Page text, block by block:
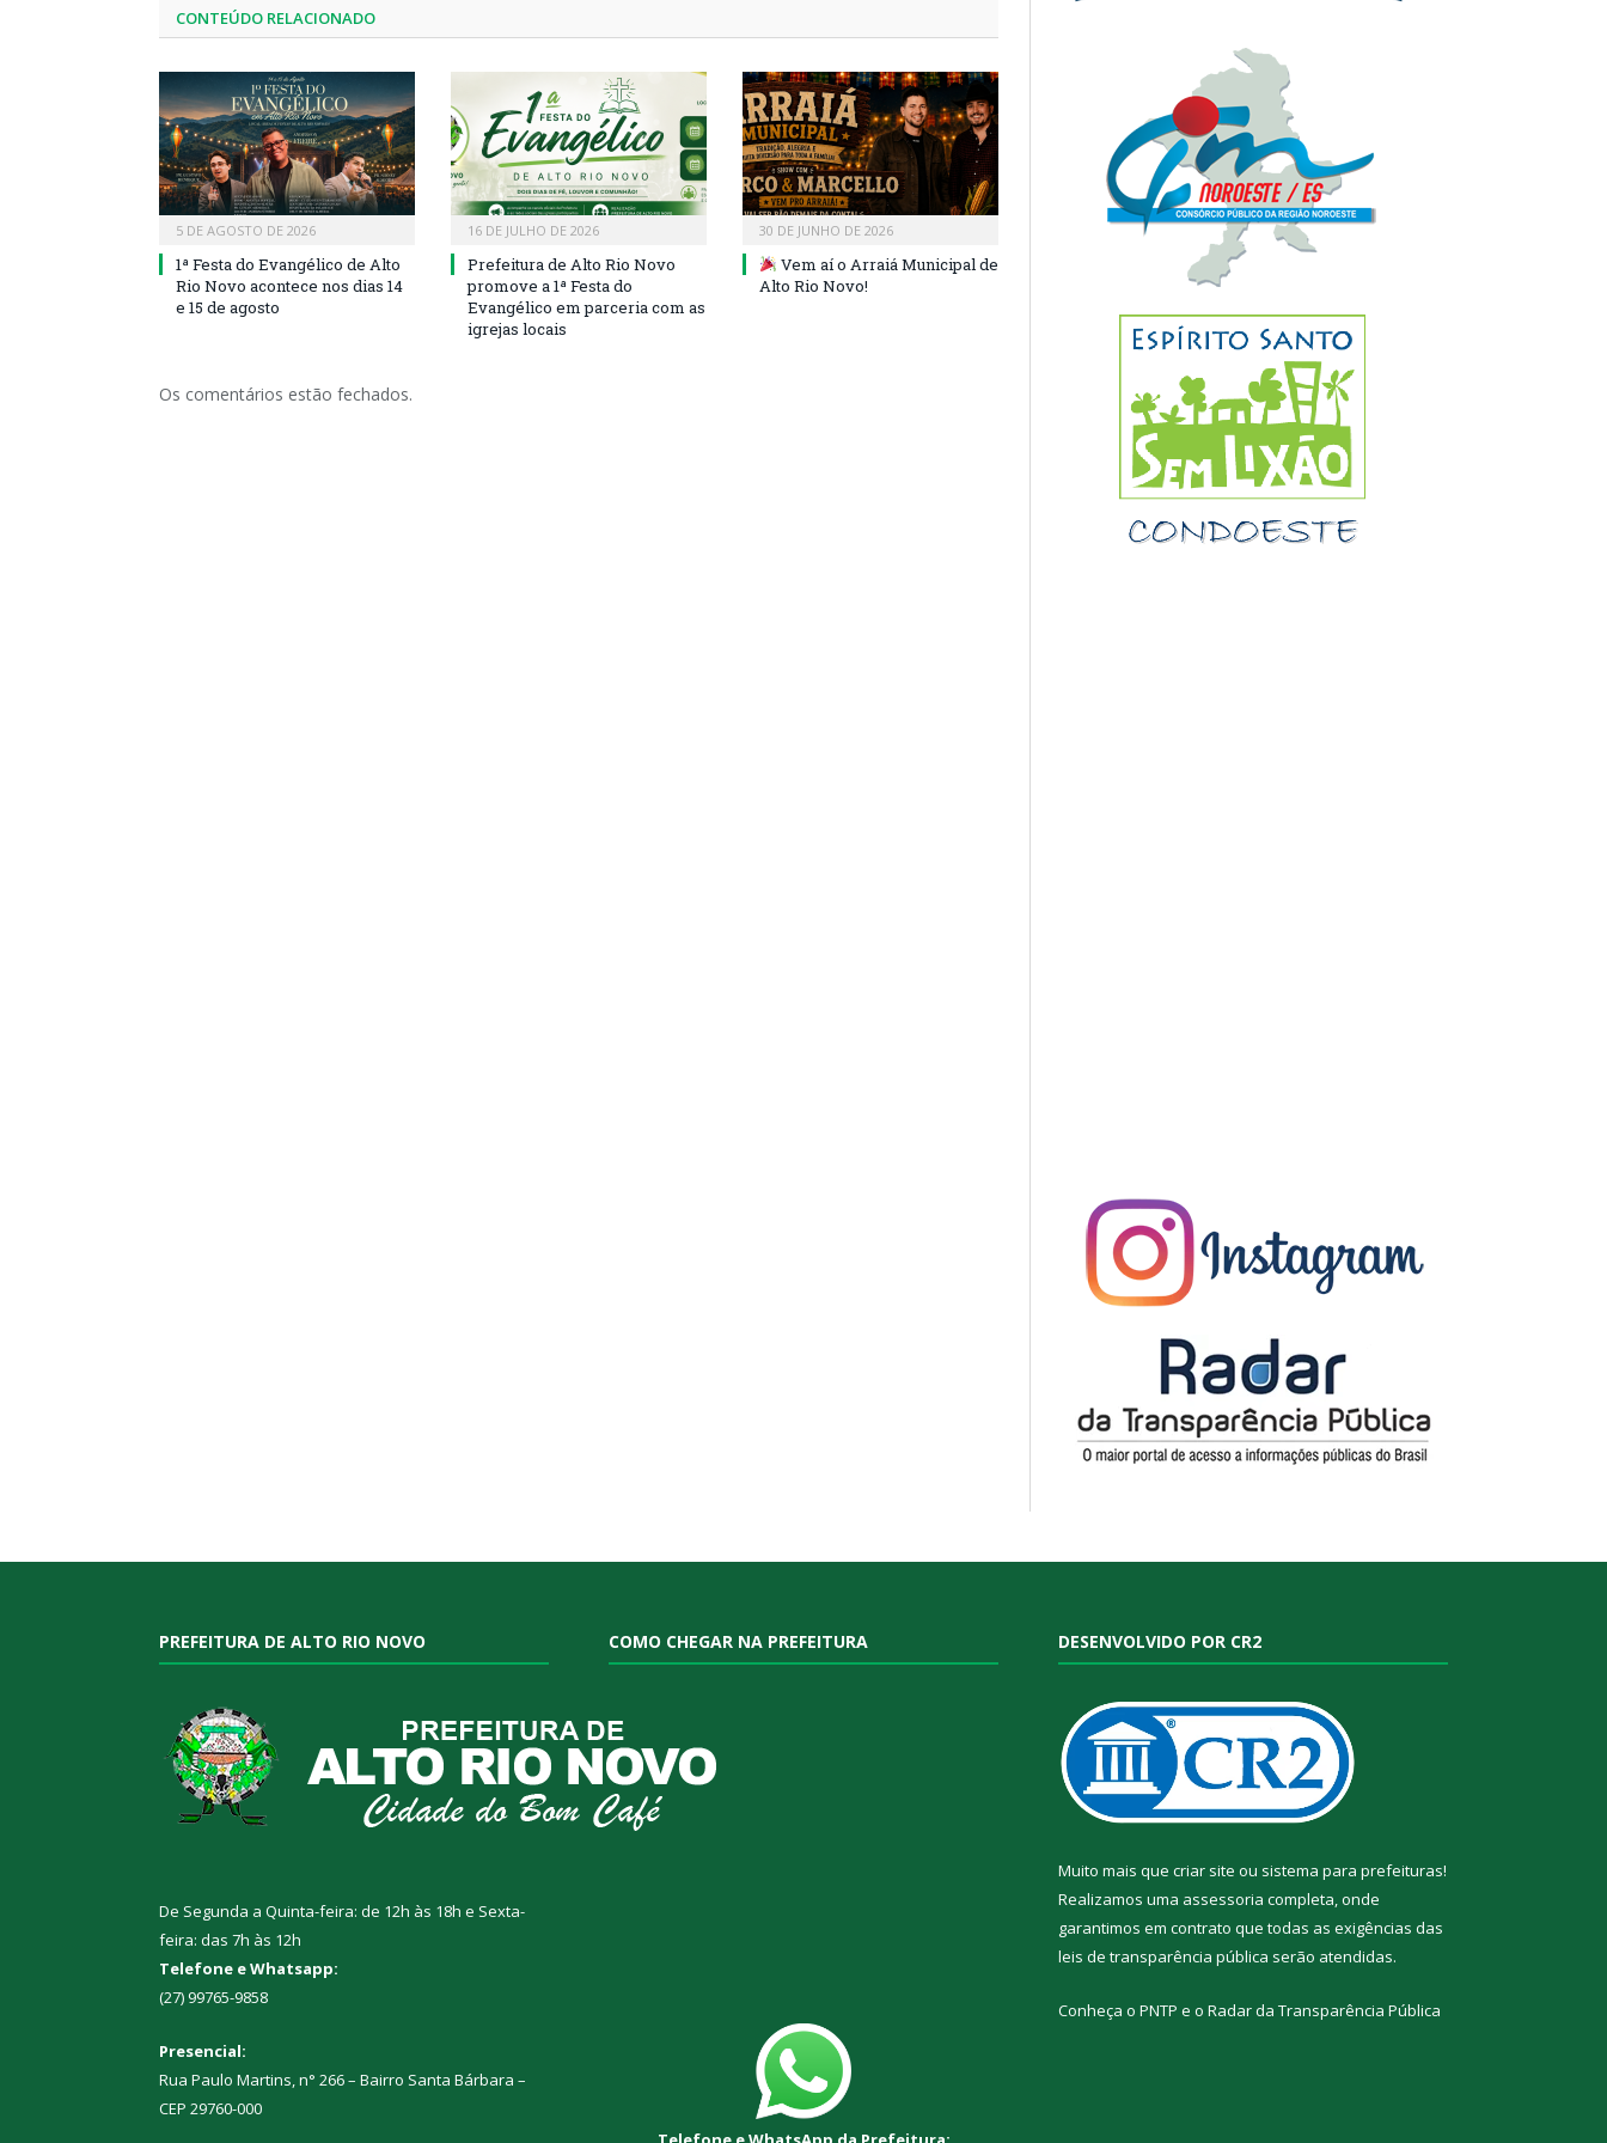
CONTEÚDO RELACIONADO
5 DE AGOSTO DE 2026
1ª Festa do Evangélico de Alto
Rio Novo acontece nos dias 14
e 15 de agosto
16 DE JULHO DE 2026
Prefeitura de Alto Rio Novo
promove a 1ª Festa do
Evangélico em parceria com as
igrejas locais
30 DE JUNHO DE 2026
Vem aí o Arraiá Municipal de
Alto Rio Novo!
Os comentários estão fechados.
PREFEITURA DE ALTO RIO NOVO
De Segunda a Quinta-feira: de 12h às 18h e Sexta-
feira: das 7h às 12h
Telefone e Whatsapp:
(27) 99765-9858
Presencial:
Rua Paulo Martins, n° 266 – Bairro Santa Bárbara –
CEP 29760-000
COMO CHEGAR NA PREFEITURA DESENVOLVIDO POR CR2
Muito mais que criar site ou sistema para prefeituras!
Realizamos uma assessoria completa, onde
garantimos em contrato que todas as exigências das
leis de transparência pública serão atendidas.
Conheça o PNTP e o Radar da Transparência Pública